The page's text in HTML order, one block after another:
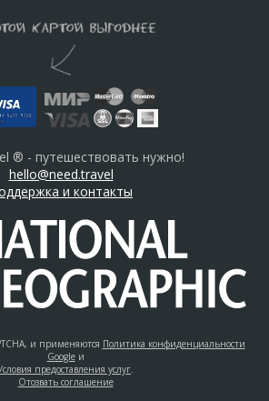
® - путешествовать нужно!
hello@need.travel
и контакты
и применяются Политика конфиденциальности
Googleи
предоставления услуг.
Отозвать соглашение